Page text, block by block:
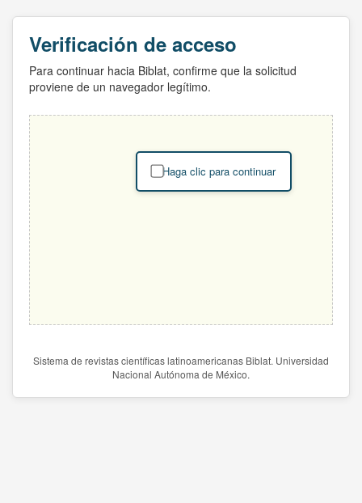
Verificación de acceso
Para continuar hacia Biblat, confirme que la solicitud
proviene de un navegador legítimo.
Haga clic para continuar
Sistema de revistas científicas latinoamericanas Biblat. Universidad
Nacional Autónoma de México.